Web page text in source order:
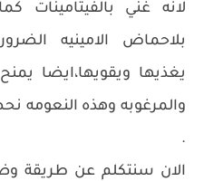
لانه غني بالفيتامينات
بلاحماض الامينيه
يغذيها ويقويها،ايضا
والمرغوبه وهذه النعومه
.
الان سنتكلم عن طريقة